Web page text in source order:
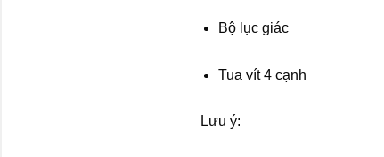
Bộ lục giác
Tua vít 4 cạnh
Lưu ý: